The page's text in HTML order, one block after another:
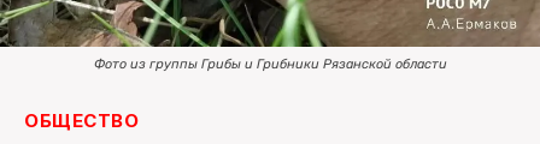
Фото из группы Грибы и Грибники Рязанской области
ОБЩЕСТВО